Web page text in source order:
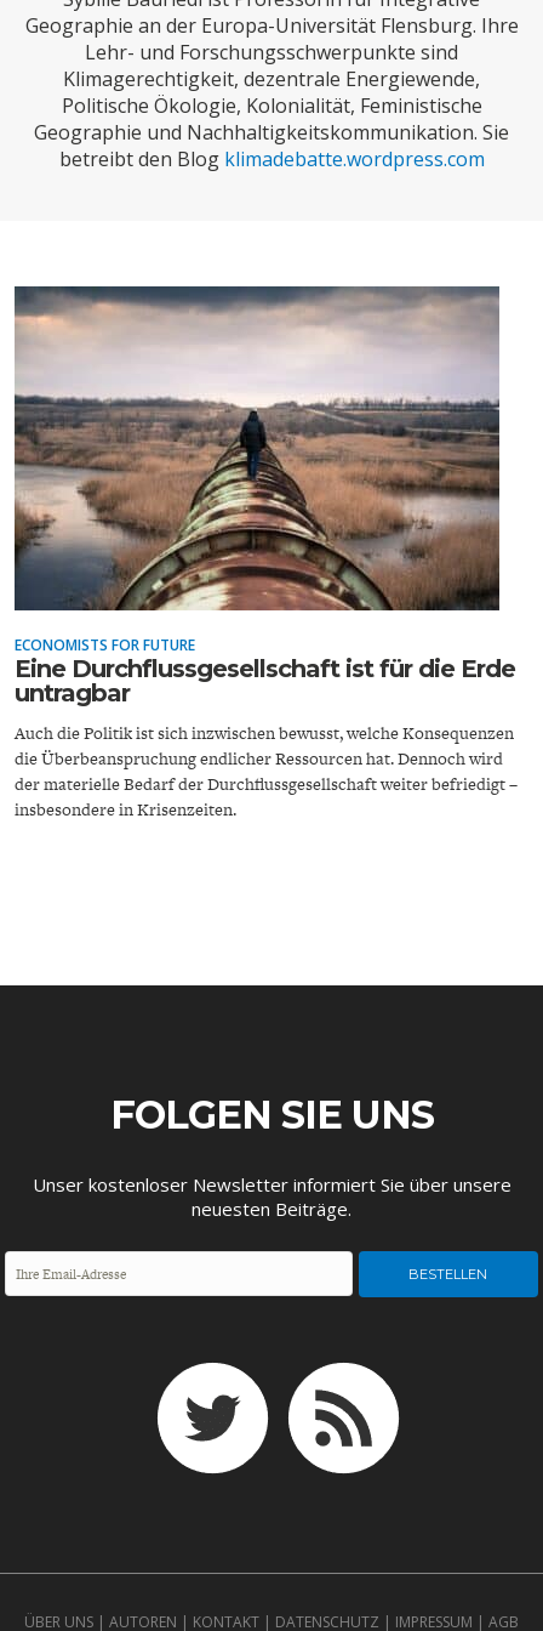
SUCHE
ABO/LOGIN
INDUSTRIEPOLITIK
CIRCULAR ECONOMY
UNGLEICHHEIT UND
ENERGIE & UMWELT
ENTWICKLUNGSPOLITIK
EUROPA
Geographie an der Europa-Universität Flensburg. Ihre
Lehr- und Forschungsschwerpunkte sind
Klimagerechtigkeit, dezentrale Energiewende,
Politische Ökologie, Kolonialität, Feministische
Geographie und Nachhaltigkeitskommunikation. Sie
betreibt den Blog klimadebatte.wordpress.com
ECONOMISTS FOR FUTURE
Eine Durchflussgesellschaft ist für die Erde
untragbar
Auch die Politik ist sich inzwischen bewusst, welche Konsequenzen
die Überbeanspruchung endlicher Ressourcen hat. Dennoch wird
der materielle Bedarf der Durchflussgesellschaft weiter befriedigt –
insbesondere in Krisenzeiten.
FOLGEN SIE UNS
Unser kostenloser Newsletter informiert Sie über unsere
neuesten Beiträge.
ÜBER UNS | AUTOREN | KONTAKT | DATENSCHUTZ | IMPRESSUM | AGB